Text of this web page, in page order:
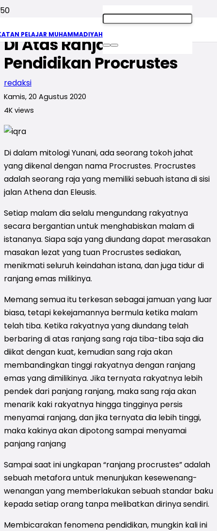
PELAJAR MUHAMMADIYAH
Penyebaran Habitus Iqra
Di Atas Ranjang
Pendidikan Procrustes
redaksi
Kamis, 20 Agustus 2020
4K views
Di dalam mitologi Yunani, ada seorang tokoh jahat
yang dikenal dengan nama Procrustes. Procrustes
adalah seorang raja yang memiliki sebuah istana di sisi
jalan Athena dan Eleusis.
Setiap malam dia selalu mengundang rakyatnya
secara bergantian untuk menghabiskan malam di
istananya. Siapa saja yang diundang dapat merasakan
masakan lezat yang tuan Procrustes sediakan,
menikmati seluruh keindahan istana, dan juga tidur di
ranjang emas milikinya.
Memang semua itu terkesan sebagai jamuan yang luar
biasa, tetapi kekejamannya bermula ketika malam
telah tiba. Ketika rakyatnya yang diundang telah
berbaring di atas ranjang sang raja tiba-tiba saja dia
diikat dengan kuat, kemudian sang raja akan
membandingkan tinggi rakyatnya dengan ranjang
emas yang dimilikinya. Jika ternyata rakyatnya lebih
pendek dari panjang ranjang, maka sang raja akan
menarik kaki rakyatnya hingga tingginya persis
menyamai ranjang, dan jika ternyata dia lebih tinggi,
maka kakinya akan dipotong sampai menyamai
panjang ranjang
Sampai saat ini ungkapan “ranjang procrustes” adalah
sebuah metafora untuk menunjukan kesewenang-
wenangan yang memberlakukan sebuah standar baku
kepada setiap orang tanpa melibatkan dirinya sendiri.
Membicarakan fenomena pendidikan, mungkin kali ini